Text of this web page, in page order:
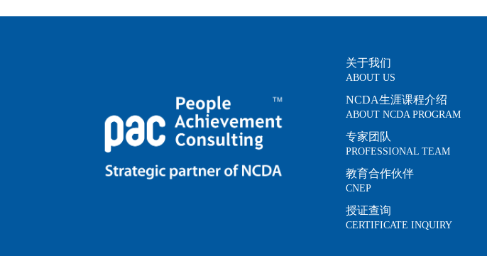
关于我们
ABOUT US
NCDA生涯课程介绍
ABOUT NCDA PROGRAM
专家团队
PROFESSIONAL TEAM
教育合作伙伴
CNEP
授证查询
CERTIFICATE INQUIRY